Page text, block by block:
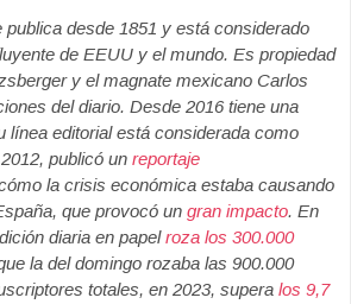
desde 1851 y está considerado
de EEUU y el mundo. Es propiedad
y el magnate mexicano Carlos
del diario. Desde 2016 tiene una
línea editorial está considerada como
publicó un reportaje
la crisis económica estaba causando
que provocó un gran impacto. En
diaria en papelroza los 300.000
la del domingo rozaba las 900.000
totales, en 2023, supera los 9,7